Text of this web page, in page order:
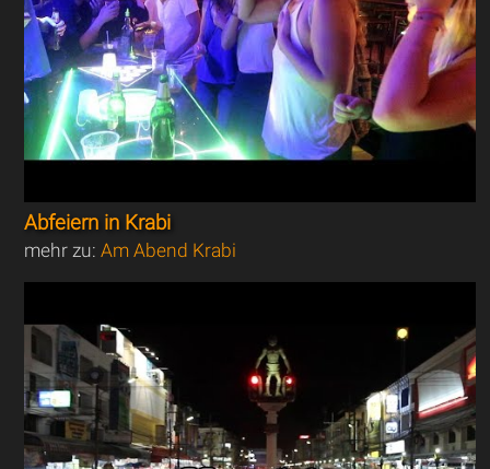
Abfeiern in Krabi
mehr zu:Am Abend Krabi